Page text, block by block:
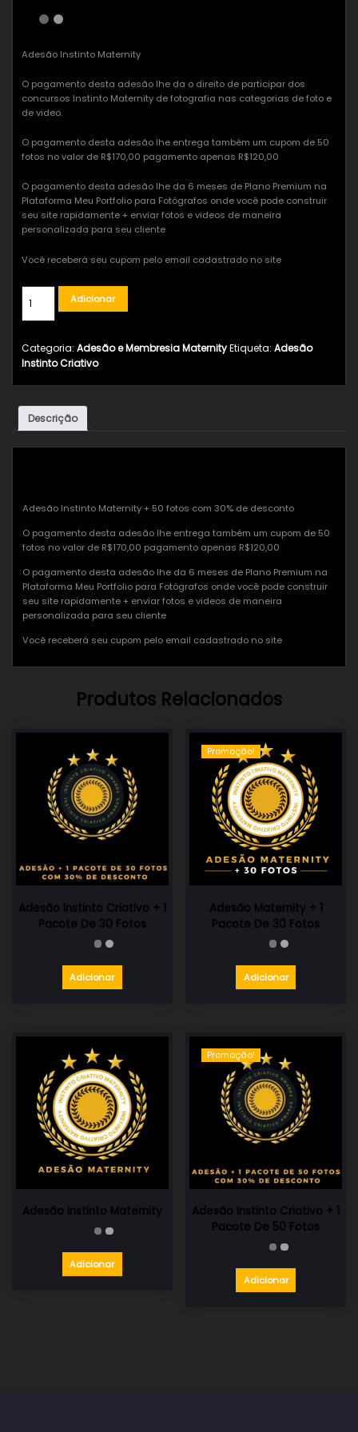
Adesão Instinto Maternity
O pagamento desta adesão lhe da o direito de participar dos
concursos Instinto Maternity de fotografia nas categorias de foto e
de video.
O pagamento desta adesão lhe entrega também um cupom de 50
fotos no valor de R$170,00 pagamento apenas R$120,00
O pagamento desta adesão lhe da 6 meses de Plano Premium na
Plataforma Meu Portfolio para Fotógrafos onde você pode construir
seu site rapidamente + enviar fotos e videos de maneira
personalizada para seu cliente
Você receberá seu cupom pelo email cadastrado no site
Adicionar
Categoria: Adesão e Membresia MaternityEtiqueta: Adesão
Instinto Criativo
Descrição
Adesão Instinto Maternity + 50 fotos com 30% de desconto
O pagamento desta adesão lhe entrega também um cupom de 50
fotos no valor de R$170,00 pagamento apenas R$120,00
O pagamento desta adesão lhe da 6 meses de Plano Premium na
Plataforma Meu Portfolio para Fotógrafos onde você pode construir
seu site rapidamente + enviar fotos e videos de maneira
personalizada para seu cliente
Você receberá seu cupom pelo email cadastrado no site
Produtos Relacionados
Adesão Instinto Criativo + 1
Pacote De 30 Fotos
Adicionar
Promoção!
Adesão Maternity + 1
Pacote De 30 Fotos
Adicionar
Adesão Instinto Maternity
Adicionar
Promoção!
Adesão Instinto Criativo + 1
Pacote De 50 Fotos
Adicionar